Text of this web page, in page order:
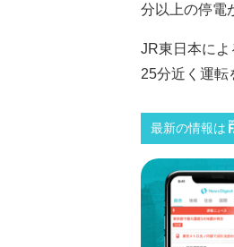
分以上の停電
JR東日本によ
25分近く運転
最新の情報は